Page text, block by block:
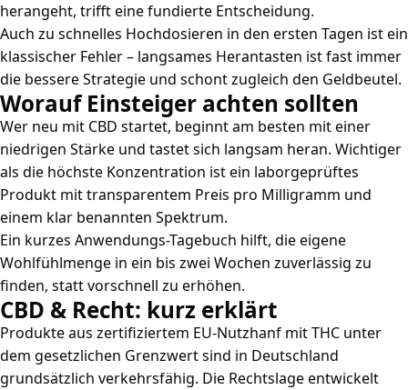
herangeht, trifft eine fundierte Entscheidung.
Auch zu schnelles Hochdosieren in den ersten Tagen ist ein
klassischer Fehler – langsames Herantasten ist fast immer
die bessere Strategie und schont zugleich den Geldbeutel.
Worauf Einsteiger achten sollten
Wer neu mit CBD startet, beginnt am besten mit einer
niedrigen Stärke und tastet sich langsam heran. Wichtiger
als die höchste Konzentration ist ein laborgeprüftes
Produkt mit transparentem Preis pro Milligramm und
einem klar benannten Spektrum.
Ein kurzes Anwendungs-Tagebuch hilft, die eigene
Wohlfühlmenge in ein bis zwei Wochen zuverlässig zu
finden, statt vorschnell zu erhöhen.
CBD & Recht: kurz erklärt
Produkte aus zertifiziertem EU-Nutzhanf mit THC unter
dem gesetzlichen Grenzwert sind in Deutschland
grundsätzlich verkehrsfähig. Die Rechtslage entwickelt